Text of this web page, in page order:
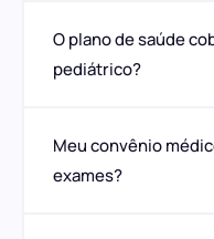
O plano de saúde
pediátrico?
Meu convênio
exames?